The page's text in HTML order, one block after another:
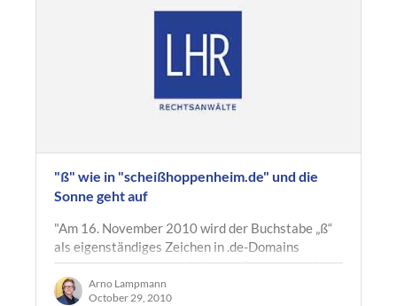
"ß" wie in "scheißhoppenheim.de" und die
Sonne geht auf
"Am 16. November 2010 wird der Buchstabe „ß“
als eigenständiges Zeichen in .de-Domains
zugelassen. Inhaber, auf die zum Stichzeitpunkt
26. Oktober 2010, 15:00 Uhr…
Arno Lampmann
October 29, 2010